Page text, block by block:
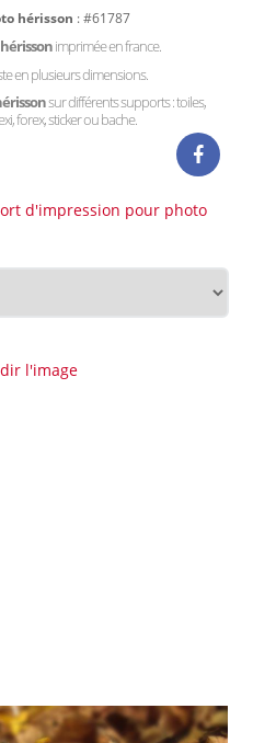
hérisson : #61787
imprimée en france.
en plusieurs dimensions.
sur différents supports : toiles,
forex, sticker ou bache.
d'impression pour photo
l'image